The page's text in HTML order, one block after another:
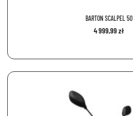
BARTON SCALPEL 50
4 999,99 zł